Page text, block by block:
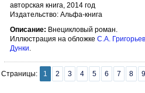
авторская книга, 2014 год
Издательство: Альфа-книга
Описание: Внецикловый роман.
Иллюстрация на обложке С.А.
Дунки.
Страницы: 1 2 3 4 5 6 7 8 9